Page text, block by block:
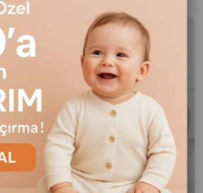
Yeni Ürün